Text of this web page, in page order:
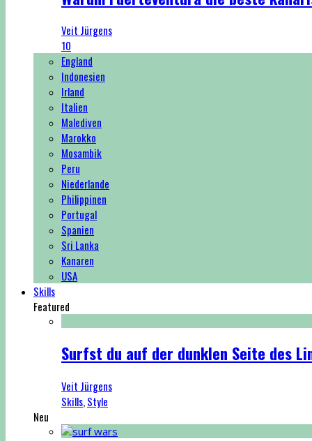
Veit Jürgens
10
England
Indonesien
Irland
Italien
Malediven
Marokko
Mosambik
Peru
Niederlande
Philippinen
Portugal
Spanien
Sri Lanka
Kanaren
USA
Skills
Featured
Surfst du auf der dunklen Seite des
Veit Jürgens
Skills,Style
Neu